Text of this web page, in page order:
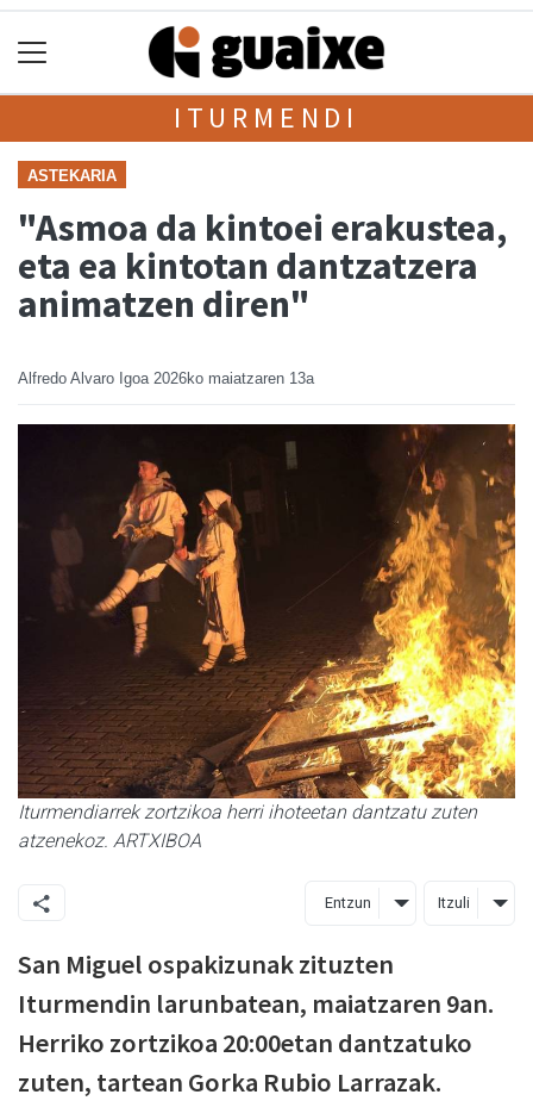
ITURMENDI
ASTEKARIA
"Asmoa da kintoei erakustea,
eta ea kintotan dantzatzera
animatzen diren"
Alfredo Alvaro Igoa 2026ko maiatzaren 13a
Iturmendiarrek zortzikoa herri ihoteetan dantzatu zuten
atzenekoz. ARTXIBOA
Entzun Itzuli
San Miguel ospakizunak zituzten
Iturmendin larunbatean, maiatzaren 9an.
Herriko zortzikoa 20:00etan dantzatuko
zuten, tartean Gorka Rubio Larrazak.